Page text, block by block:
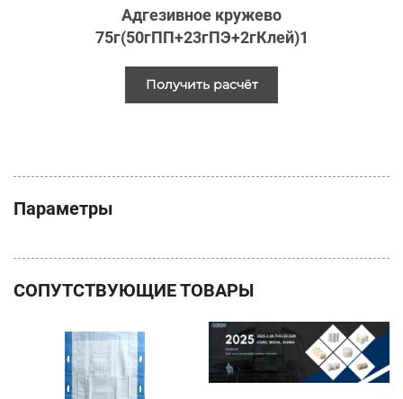
Адгезивное кружево
75г(50гПП+23гПЭ+2гКлей)1
Получить расчёт
Параметры
СОПУТСТВУЮЩИЕ ТОВАРЫ